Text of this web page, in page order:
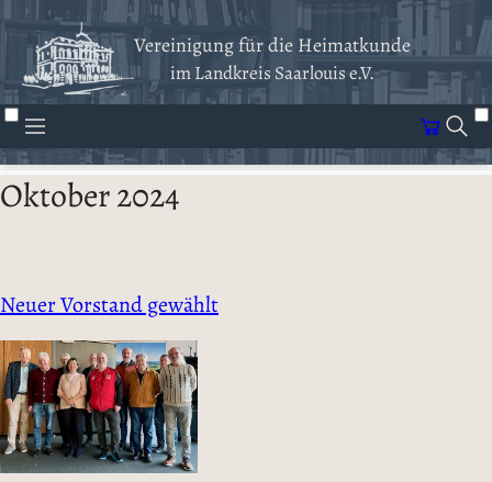
Vereinigung für die Heimatkunde
im Landkreis Saarlouis e.V.
Oktober 2024
Neuer Vorstand gewählt